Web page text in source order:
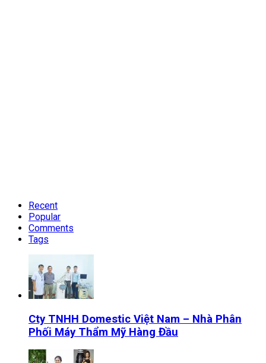
Recent
Popular
Comments
Tags
Cty TNHH Domestic Việt Nam – Nhà Phân
Phối Máy Thẩm Mỹ Hàng Đầu